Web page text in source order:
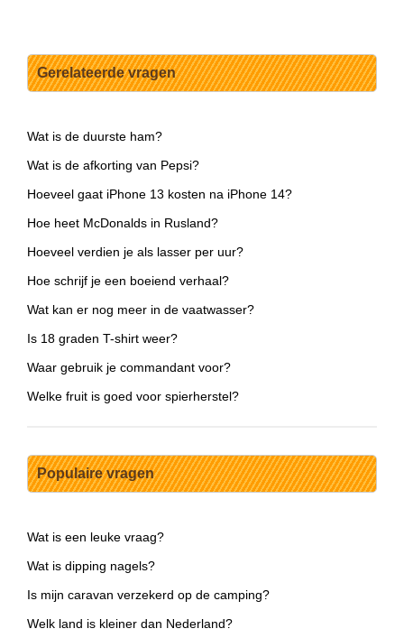
Gerelateerde vragen
Wat is de duurste ham?
Wat is de afkorting van Pepsi?
Hoeveel gaat iPhone 13 kosten na iPhone 14?
Hoe heet McDonalds in Rusland?
Hoeveel verdien je als lasser per uur?
Hoe schrijf je een boeiend verhaal?
Wat kan er nog meer in de vaatwasser?
Is 18 graden T-shirt weer?
Waar gebruik je commandant voor?
Welke fruit is goed voor spierherstel?
Populaire vragen
Wat is een leuke vraag?
Wat is dipping nagels?
Is mijn caravan verzekerd op de camping?
Welk land is kleiner dan Nederland?